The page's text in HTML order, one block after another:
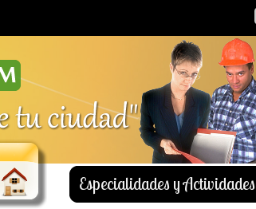
Especialidades y Actividades